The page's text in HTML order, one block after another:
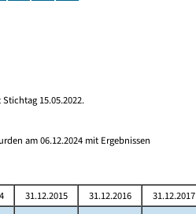
15.05.2022.
am 06.12.2024 mit Ergebnissen
31.12.2015 31.12.2016 31.12.2017